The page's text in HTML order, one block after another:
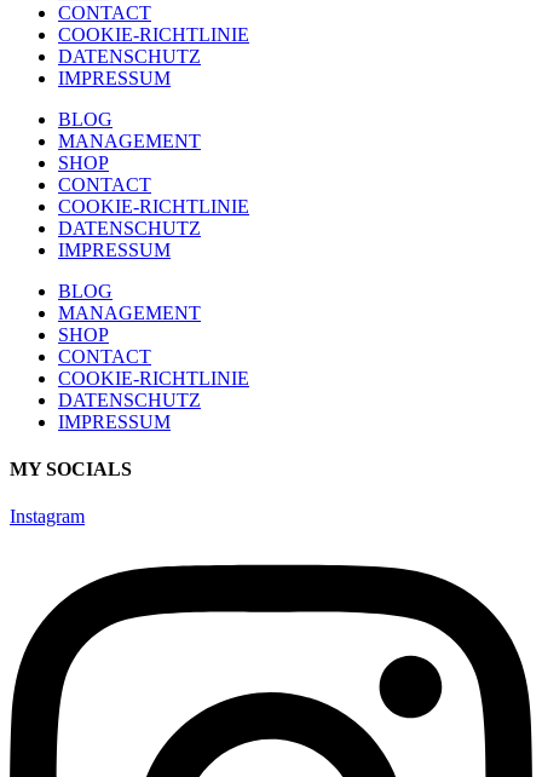
CONTACT
COOKIE-RICHTLINIE
DATENSCHUTZ
IMPRESSUM
BLOG
MANAGEMENT
SHOP
CONTACT
COOKIE-RICHTLINIE
DATENSCHUTZ
IMPRESSUM
BLOG
MANAGEMENT
SHOP
CONTACT
COOKIE-RICHTLINIE
DATENSCHUTZ
IMPRESSUM
MY SOCIALS
Instagram